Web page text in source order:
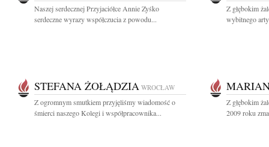
Naszej serdecznej Przyjaciółce Annie Zyśko
serdeczne wyrazy współczucia z powodu...
Z głębokim
wybitnego
STEFANA ŻOŁĄDZIA WROCŁAW
Z ogromnym smutkiem przyjęliśmy wiadomość o
śmierci naszego Kolegi i współpracownika...
Z głębokim
2009 roku